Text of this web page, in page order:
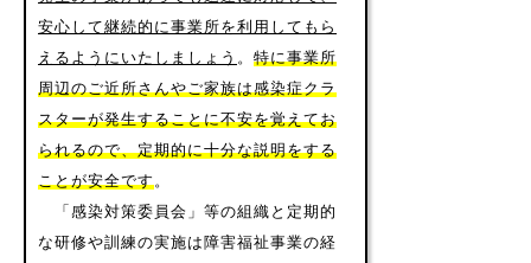
安心して継続的に事業所を利用してもら
えるようにいたしましょう 。 特に事業所
周辺のご近所さんやご家族は感染症クラ
スターが発生することに不安を覚えてお
られるので、定期的に十分な説明をする
ことが安全です。
「感染対策委員会」等の組織と定期的
な研修や訓練の実施は障害福祉事業の経